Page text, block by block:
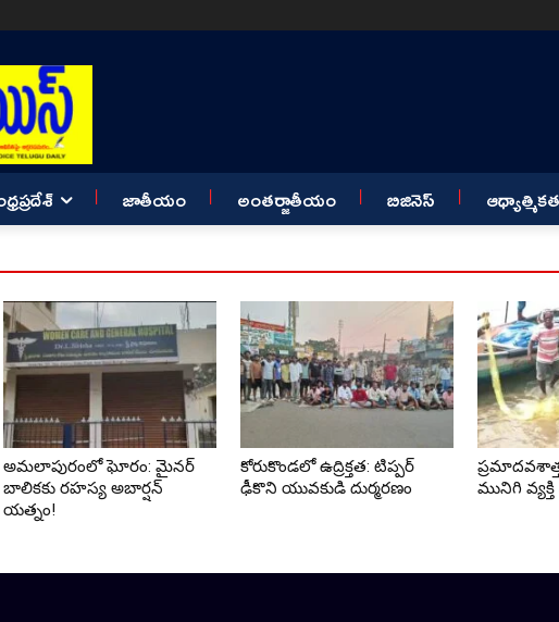
జాతీయం అంతర్జాతీయం బిజినెస్ ఆధ్యాత్మికత
అమలాపురంలో ఘోరం: మైనర్
బాలికకు రహస్య అబార్షన్
యత్నం!
కోరుకొండలో ఉద్రిక్తత: టిప్పర్
ఢీకొని యువకుడి దుర్మరణం
మునిగి